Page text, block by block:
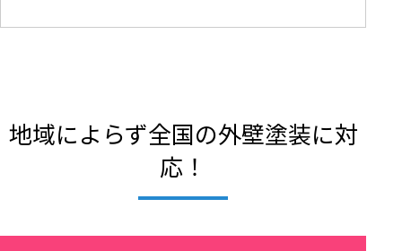
地域によらず全国の外壁塗装に対
応！